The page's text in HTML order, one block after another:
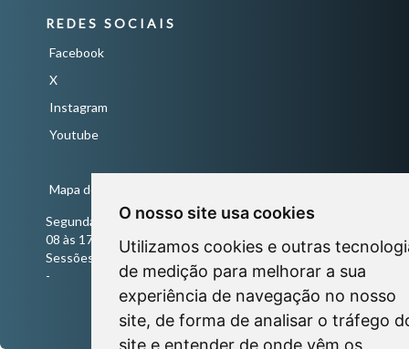
O nosso site usa cookies
Utilizamos cookies e outras
de medição para melhorar a sua
experiência de navegação no nosso
site, de forma de analisar o tráfego
site e entender de onde vêm os
REDES SOCIAIS
Facebook
X
Instagram
Youtube
Mapa do Site
Segunda a Sexta-Feira
08 às 17 horas
Sessões Ordinárias todas às quartas-feiras às 18 horas
-